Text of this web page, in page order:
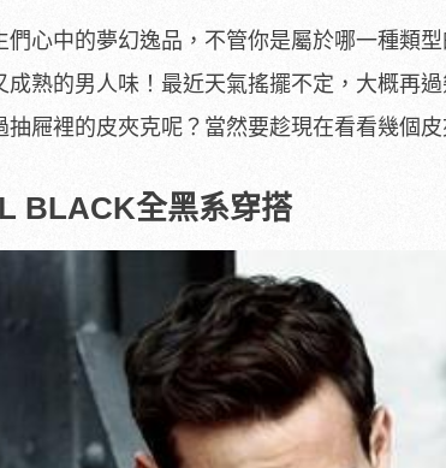
們心中的夢幻逸品，不管你是屬於哪一種類
成熟的男人味！最近天氣搖擺不定，大概再
抽屜裡的皮夾克呢？當然要趁現在看看幾個
BLACK全黑系穿搭